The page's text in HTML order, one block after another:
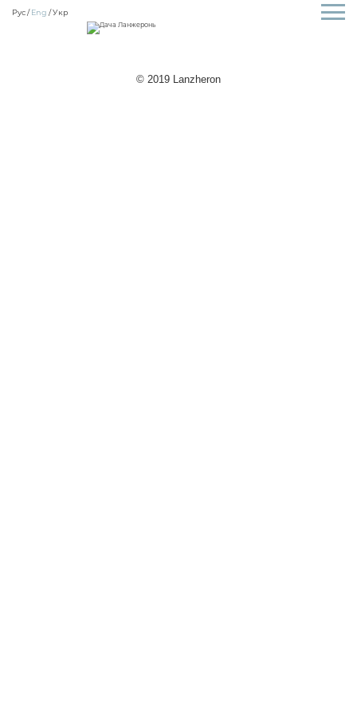
Рус Eng Укр
© 2019 Lanzheron